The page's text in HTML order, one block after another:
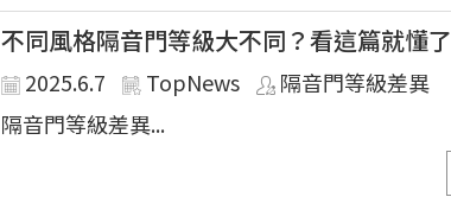
不同風格隔音門等級大不同？看這篇就懂了
2025.6.7 TopNews
隔音門等級差異
隔音門等級差異...